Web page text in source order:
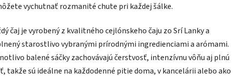
vychutnať rozmanité chute pri každej šálke.
čaj je vyrobený z kvalitného cejlónskeho čaju zo Srí Lanky a
starostlivo vybranými prírodnými ingredienciami a arómami.
balené sáčky zachovávajú čerstvosť, intenzívnu vôňu aj plnú
takže sú ideálne na každodenné pitie doma, v kancelárii alebo ako